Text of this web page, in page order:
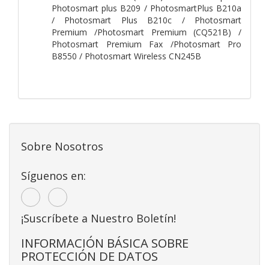
Photosmart plus B209 / PhotosmartPlus B210a
/ Photosmart Plus B210c / Photosmart
Premium /Photosmart Premium (CQ521B) /
Photosmart Premium Fax /Photosmart Pro
B8550 / Photosmart Wireless CN245B
Sobre Nosotros
Síguenos en:
¡Suscríbete a Nuestro Boletín!
INFORMACIÓN BÁSICA SOBRE
PROTECCIÓN DE DATOS